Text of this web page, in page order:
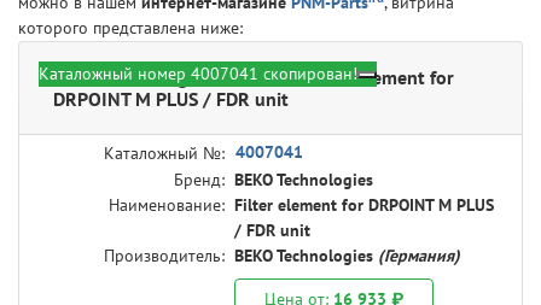
которого представлена ниже:
BEKO Technologies 4007041 - Filter element for
DRPOINT M PLUS / FDR unit
Каталожный №: 4007041
Бренд: BEKO Technologies
Наименование: Filter element for DRPOINT M PLUS
/ FDR unit
Производитель: BEKO Technologies (Германия)
Цена от: 16 933 ₽
Каталожный номер 4007041 скопирован!